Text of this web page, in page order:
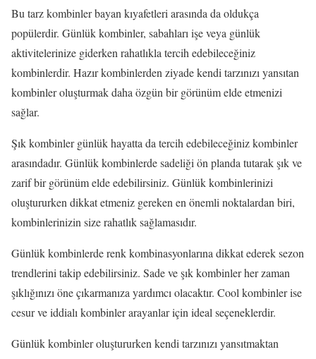
Bu tarz kombinler bayan kıyafetleri arasında da oldukça
popülerdir. Günlük kombinler, sabahları işe veya günlük
aktivitelerinize giderken rahatlıkla tercih edebileceğiniz
kombinlerdir. Hazır kombinlerden ziyade kendi tarzınızı yansıtan
kombinler oluşturmak daha özgün bir görünüm elde etmenizi
sağlar.
Şık kombinler günlük hayatta da tercih edebileceğiniz kombinler
arasındadır. Günlük kombinlerde sadeliği ön planda tutarak şık ve
zarif bir görünüm elde edebilirsiniz. Günlük kombinlerinizi
oluştururken dikkat etmeniz gereken en önemli noktalardan biri,
kombinlerinizin size rahatlık sağlamasıdır.
Günlük kombinlerde renk kombinasyonlarına dikkat ederek sezon
trendlerini takip edebilirsiniz. Sade ve şık kombinler her zaman
şıklığınızı öne çıkarmanıza yardımcı olacaktır. Cool kombinler ise
cesur ve iddialı kombinler arayanlar için ideal seçeneklerdir.
Günlük kombinler oluştururken kendi tarzınızı yansıtmaktan